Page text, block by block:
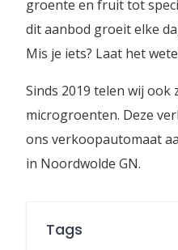
groente en fruit tot
dit aanbod groeit elke
Mis je iets? Laat het
Sinds 2019 telen wij
microgroenten. Deze
ons verkoopautomaat
in Noordwolde GN.
Tags